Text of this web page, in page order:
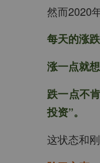
然而2020
每天的涨
涨一点就
跌一点不
投资”。
这状态和